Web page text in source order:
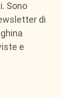
Sono
di
e